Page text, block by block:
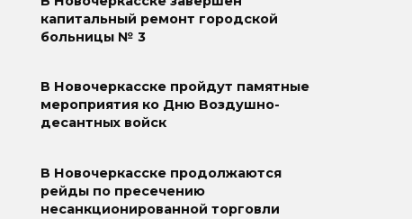
капитальный ремонт городской
больницы № 3
В Новочеркасске пройдут памятные
мероприятия ко Дню Воздушно-
десантных войск
В Новочеркасске продолжаются
рейды по пресечению
несанкционированной торговли